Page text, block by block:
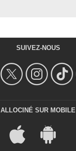
SUIVEZ-NOUS
ALLOCINÉ SUR MOBILE